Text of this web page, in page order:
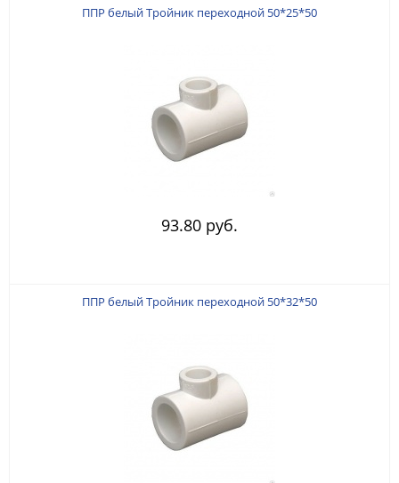
ППР белый Тройник переходной 50*25*50
93.80 руб.
ППР белый Тройник переходной 50*32*50